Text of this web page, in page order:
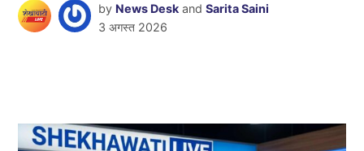
by News Desk andSarita Saini
3 अगस्त 2026